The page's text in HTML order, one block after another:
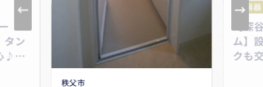
給湯器・エコキュート
【深谷市/給湯器リフォー
ム】設置型石油給湯器。タン
クも交換し耐久性も安心♪コ
ロナ石油給湯器/オートタイ